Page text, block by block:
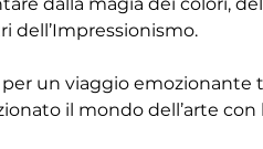
dell’Impressionismo.
un viaggio emozionante
il mondo dell’arte